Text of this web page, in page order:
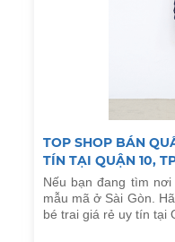
TOP SHOP BÁN
TÍN TẠI QUẬN 10,
Nếu bạn đang tìm
mẫu mã ở Sài Gòn.
bé trai giá rẻ uy tín tại